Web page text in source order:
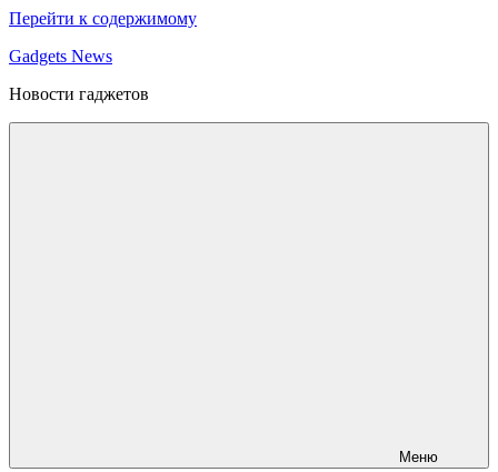
Перейти к содержимому
Gadgets News
Новости гаджетов
Меню